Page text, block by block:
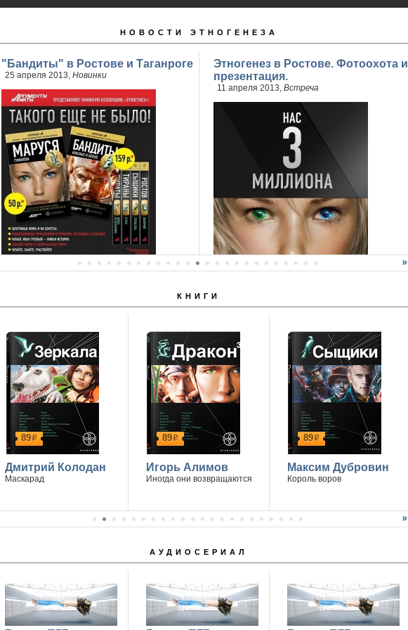
НОВОСТИ ЭТНОГЕНЕЗА
"Бандиты" в Ростове и Таганроге
25 апреля 2013, Новинки
24 апреля стартовали продажи 2 книги
Этногенез в Ростове. Фотоохота и
презентация.
11 апреля 2013, Встреча
КНИГИ
89р
Дмитрий Колодан
Маскарад
89р
Игорь Алимов
Иногда они возвращаются
89р
Максим Дубровин
Король воров
АУДИОСЕРИАЛ